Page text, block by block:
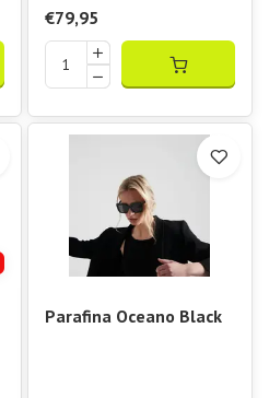
€79,95
Parafina Oceano Black